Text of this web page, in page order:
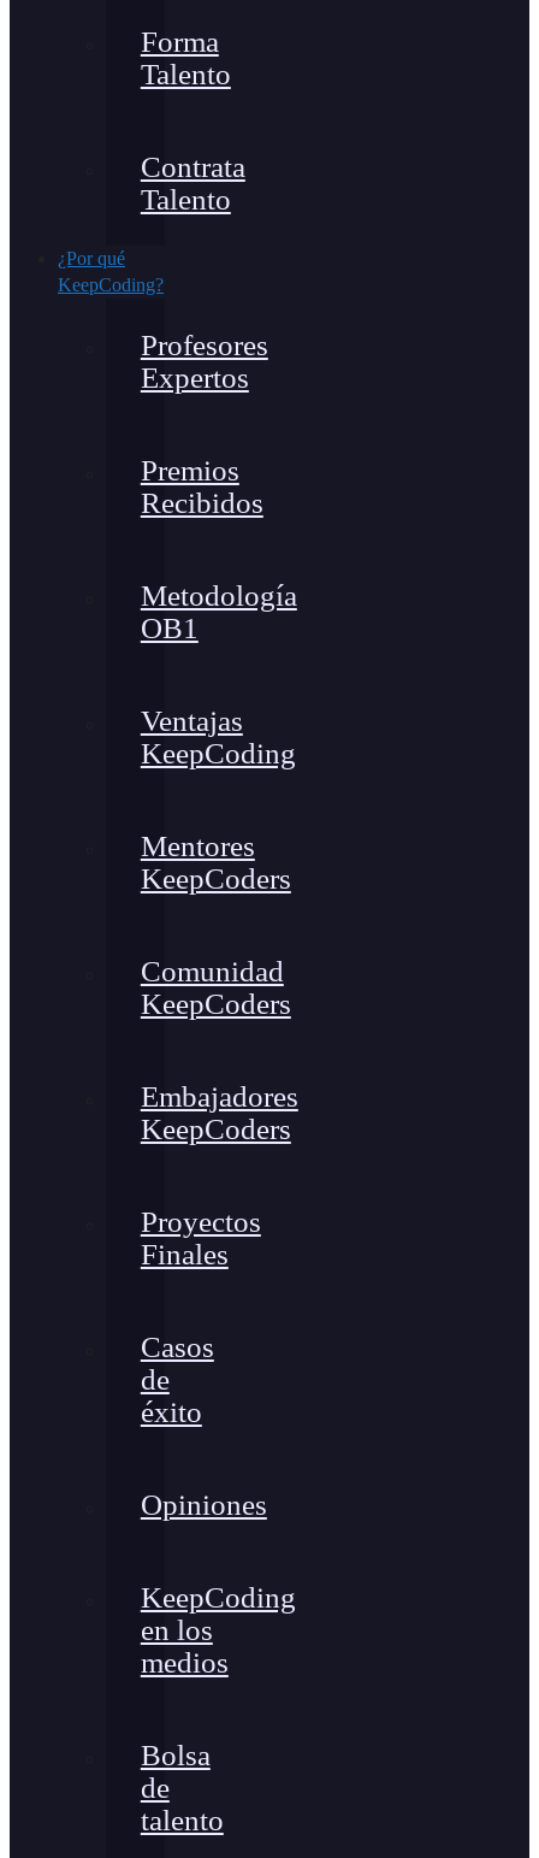
Forma
Talento
Contrata
Talento
¿Por qué
KeepCoding?
Profesores
Expertos
Premios
Recibidos
Metodología
OB1
Ventajas
KeepCoding
Mentores
KeepCoders
Comunidad
KeepCoders
Embajadores
KeepCoders
Proyectos
Finales
Casos
de
éxito
Opiniones
KeepCoding
en los
medios
Bolsa
de
talento